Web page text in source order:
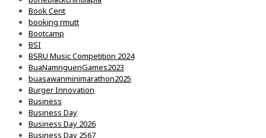
Book Cent
booking rmutt
Bootcamp
BSI
BSRU Music Competition 2024
BuaNamnguenGames2023
buasawanminimarathon2025
Burger Innovation
Business
Business Day
Business Day 2026
Business Day 2567